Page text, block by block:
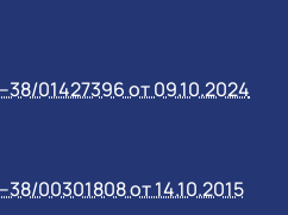
01427396 от 09.10.2024
00301808 от 14.10.2015